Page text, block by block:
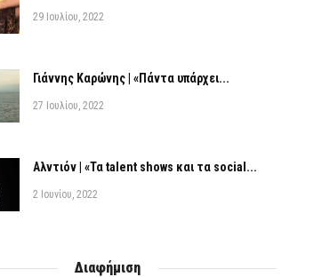
29 Ιουλίου, 2022
Γιάννης Καρώνης | «Πάντα υπάρχει...
27 Ιουλίου, 2022
Αλντιόν | «Τα talent shows και τα social...
2 Ιουνίου, 2022
Διαφήμιση